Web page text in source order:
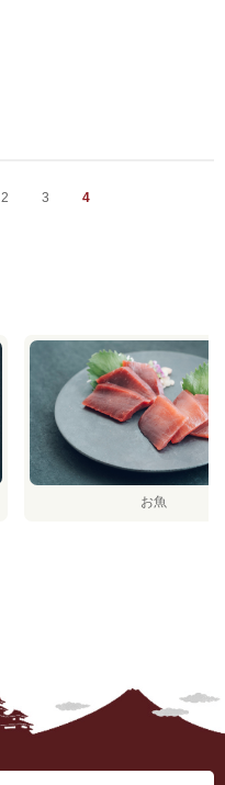
2 3 4
お魚